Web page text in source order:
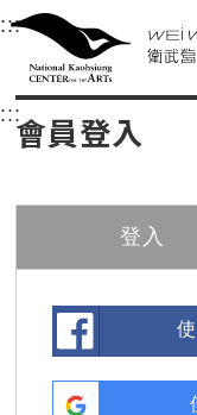
衛武營國家藝
中央內容區塊，為本頁主
:::選單連結區塊，
衛武營國家
::: 中央內容區塊，
會員登入
登入